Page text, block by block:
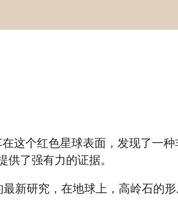
个红色星球表面，发现了一
了强有力的证据。
研究，在地球上，高岭石的